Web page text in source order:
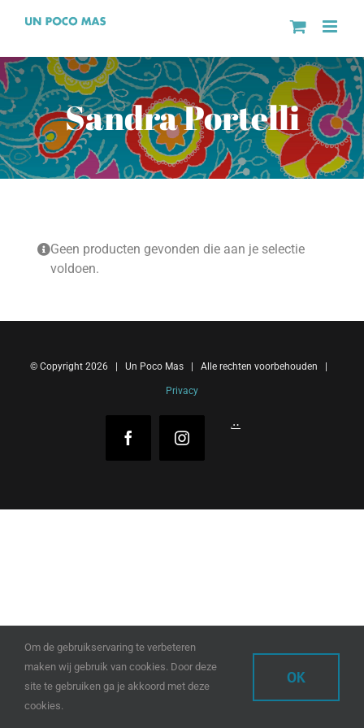
inhoud
Sandra Portelli
Geen producten gevonden die aan je selectie
voldoen.
© Copyright 2026 | Un Poco Mas | Alle rechten voorbehouden |
Privacy
FacebookInstagram
Reejeel
Om de gebruikservaring te verbeteren
maken wij gebruik van cookies. Door deze
site te gebruiken ga je akkoord met deze
cookies.
OK